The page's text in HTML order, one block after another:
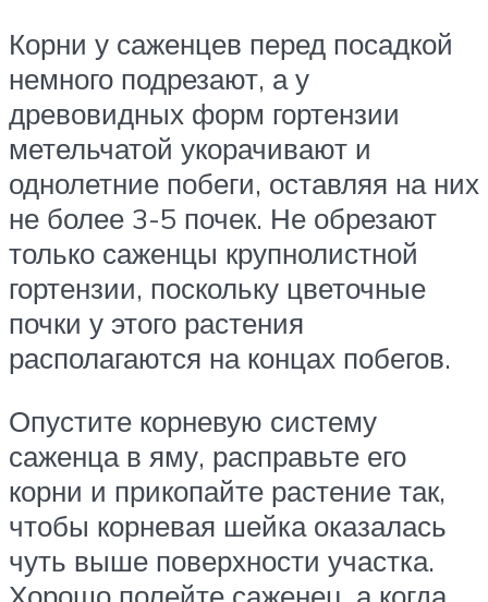
Корни у саженцев перед посадкой
немного подрезают, а у
древовидных форм гортензии
метельчатой укорачивают и
однолетние побеги, оставляя на них
не более 3-5 почек. Не обрезают
только саженцы крупнолистной
гортензии, поскольку цветочные
почки у этого растения
располагаются на концах побегов.
Опустите корневую систему
саженца в яму, расправьте его
корни и прикопайте растение так,
чтобы корневая шейка оказалась
чуть выше поверхности участка.